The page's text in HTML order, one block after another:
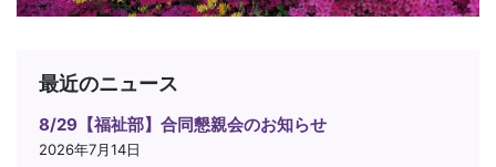
最近のニュース
8/29【福祉部】合同懇親会のお知らせ
2026年7月14日